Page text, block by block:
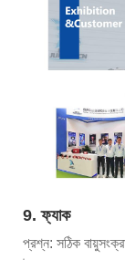
9. ফ্যাক
প্রশ্ন: সঠিক